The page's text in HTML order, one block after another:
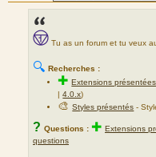
Tu as un forum et tu veux
🔍 Recherches :
✚Extensions présentées
|4.0.x)
🎨Styles présentés -
? Questions : ✚ Extensions
questions